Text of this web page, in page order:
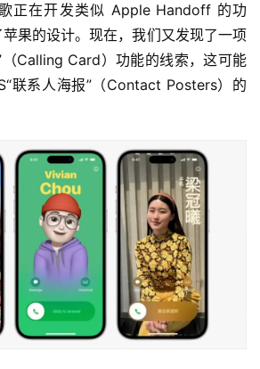
正在开发类似 Apple Handoff 的功
果的设计。现在，我们又发现了一项
（Calling Card）功能的线索，这可能
联系人海报”（Contact Posters）的